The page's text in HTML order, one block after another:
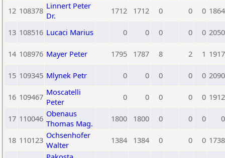
12 108378 Linnert Peter
Dr.
1712 1712 0 0 0 1864
13 108516 Lucaci Marius 0 0 0 0 0 2050
14 108976 Mayer Peter 1795 1787 8 2 1 1917
15 109345 Mlynek Petr 0 0 0 0 0 2090
16 109467 Moscatelli
Peter
0 0 0 0 0 1912
17 110046 Obenaus
Thomas Mag.
1800 1800 0 0 0 0
18 110123 Ochsenhofer
Walter
1384 1384 0 0 0 1738